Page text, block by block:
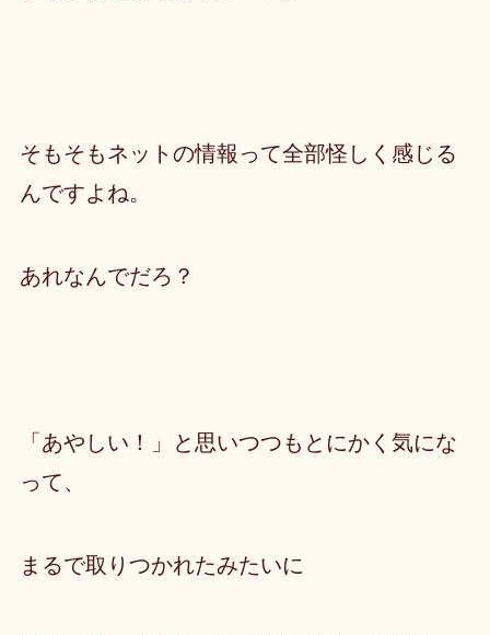
そもそもネットの情報って全部怪しく感じる
んですよね。
あれなんでだろ？
「あやしい！」と思いつつもとにかく気にな
って、
まるで取りつかれたみたいに